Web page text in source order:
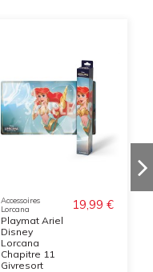
Accessoires
Lorcana
Playmat Ariel
Disney
Lorcana
Chapitre 11
Givresort
19,99 €